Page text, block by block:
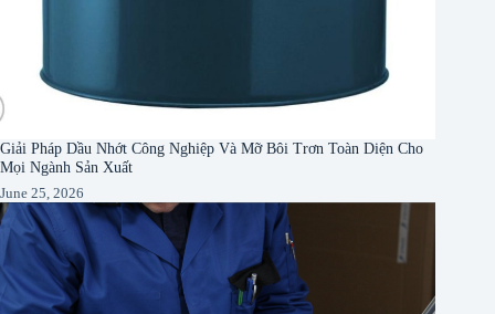
Giải Pháp Dầu Nhớt Công Nghiệp Và Mỡ Bôi Trơn Toàn Diện Cho
Mọi Ngành Sản Xuất
June 25, 2026